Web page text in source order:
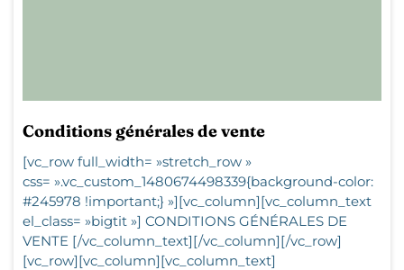
Conditions générales de vente
[vc_row full_width= »stretch_row »
css= ».vc_custom_1480674498339{background-color:
#245978 !important;} »][vc_column][vc_column_text
el_class= »bigtit »] CONDITIONS GÉNÉRALES DE
VENTE [/vc_column_text][/vc_column][/vc_row]
[vc_row][vc_column][vc_column_text]